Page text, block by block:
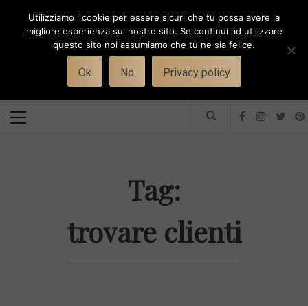
Toggle
WORK-WIFE
Il magazine per le donne che lavorano
Menu
Tag:
trovare clienti
Utilizziamo i cookie per essere sicuri che tu possa avere la
migliore esperienza sul nostro sito. Se continui ad utilizzare
questo sito noi assumiamo che tu ne sia felice.
Ok No Privacy policy